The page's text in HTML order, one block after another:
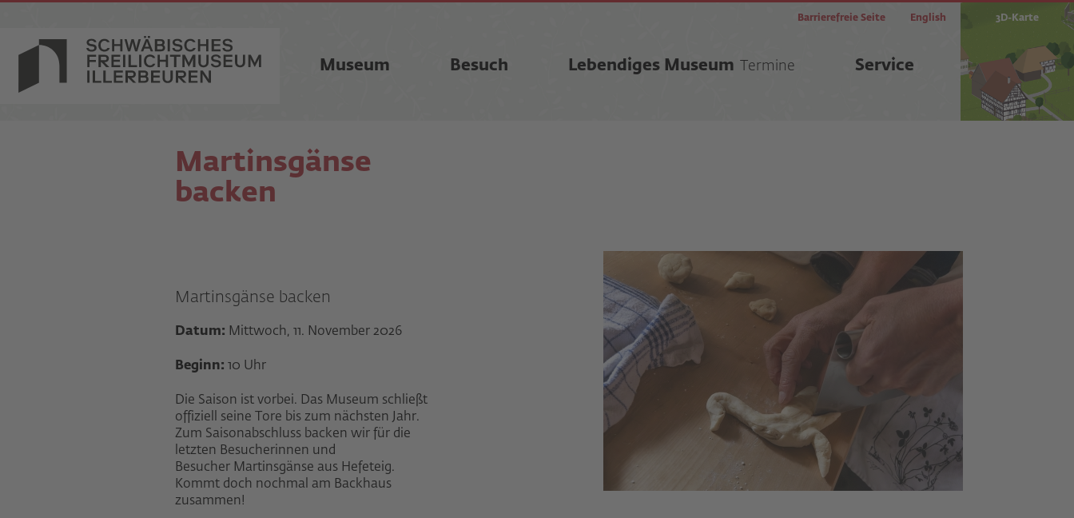
Museum Besuch Lebendiges Museum Termine Service
Barrierefreie Seite English 3D-Karte
Martinsgänse
backen
Martinsgänse backen
Datum: Mittwoch, 11. November 2026
Beginn: 10 Uhr
Die Saison ist vorbei. Das Museum schließt
offiziell seine Tore bis zum nächsten Jahr.
Zum Saisonabschluss backen wir für die
letzten Besucherinnen und
Besucher Martinsgänse aus Hefeteig.
Kommt doch nochmal am Backhaus
zusammen!